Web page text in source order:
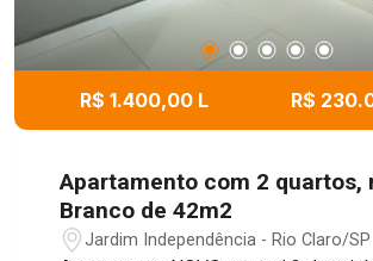
R$ 1.400,00 L R$
Apartamento com 2 quartos,
Branco de 42m2
Jardim Independência - Rio Claro/SP